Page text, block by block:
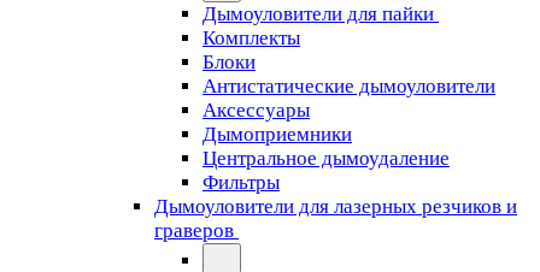
Дымоуловители для пайки
Комплекты
Блоки
Антистатические дымоуловители
Аксессуары
Дымоприемники
Центральное дымоудаление
Фильтры
Дымоуловители для лазерных резчиков и
граверов